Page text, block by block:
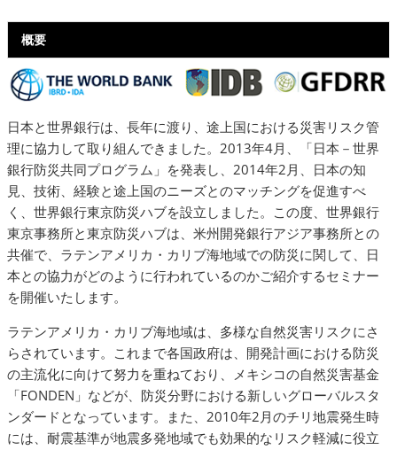
概要
日本と世界銀行は、長年に渡り、途上国における災害リスク管
理に協力して取り組んできました。2013年4月、「日本－世界
銀行防災共同プログラム」を発表し、2014年2月、日本の知
見、技術、経験と途上国のニーズとのマッチングを促進すべ
く、世界銀行東京防災ハブを設立しました。この度、世界銀行
東京事務所と東京防災ハブは、米州開発銀行アジア事務所との
共催で、ラテンアメリカ・カリブ海地域での防災に関して、日
本との協力がどのように行われているのかご紹介するセミナー
を開催いたします。
ラテンアメリカ・カリブ海地域は、多様な自然災害リスクにさ
らされています。これまで各国政府は、開発計画における防災
の主流化に向けて努力を重ねており、メキシコの自然災害基金
「FONDEN」などが、防災分野における新しいグローバルスタ
ンダードとなっています。また、2010年2月のチリ地震発生時
には、耐震基準が地震多発地域でも効果的なリスク軽減に役立